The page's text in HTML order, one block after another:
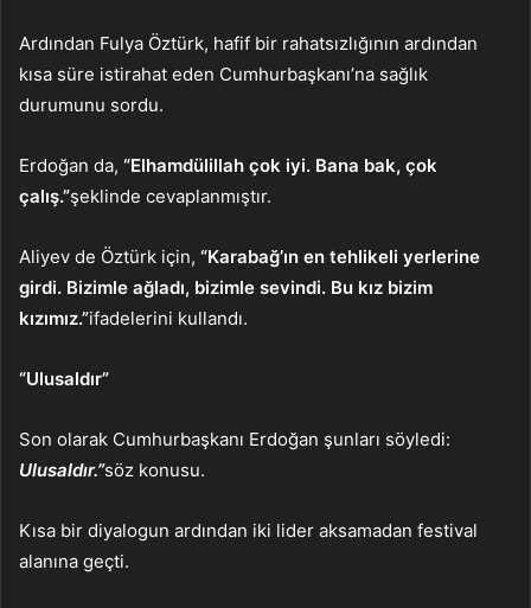
Ardından Fulya Öztürk, hafif bir rahatsızlığının ardından
kısa süre istirahat eden Cumhurbaşkanı’na sağlık
durumunu sordu.
Erdoğan da, “Elhamdülillah çok iyi. Bana bak, çok
çalış.”şeklinde cevaplanmıştır.
Aliyev de Öztürk için, “Karabağ’ın en tehlikeli yerlerine
girdi. Bizimle ağladı, bizimle sevindi. Bu kız bizim
kızımız.”ifadelerini kullandı.
“Ulusaldır”
Son olarak Cumhurbaşkanı Erdoğan şunları söyledi:
Ulusaldır.”söz konusu.
Kısa bir diyalogun ardından iki lider aksamadan festival
alanına geçti.